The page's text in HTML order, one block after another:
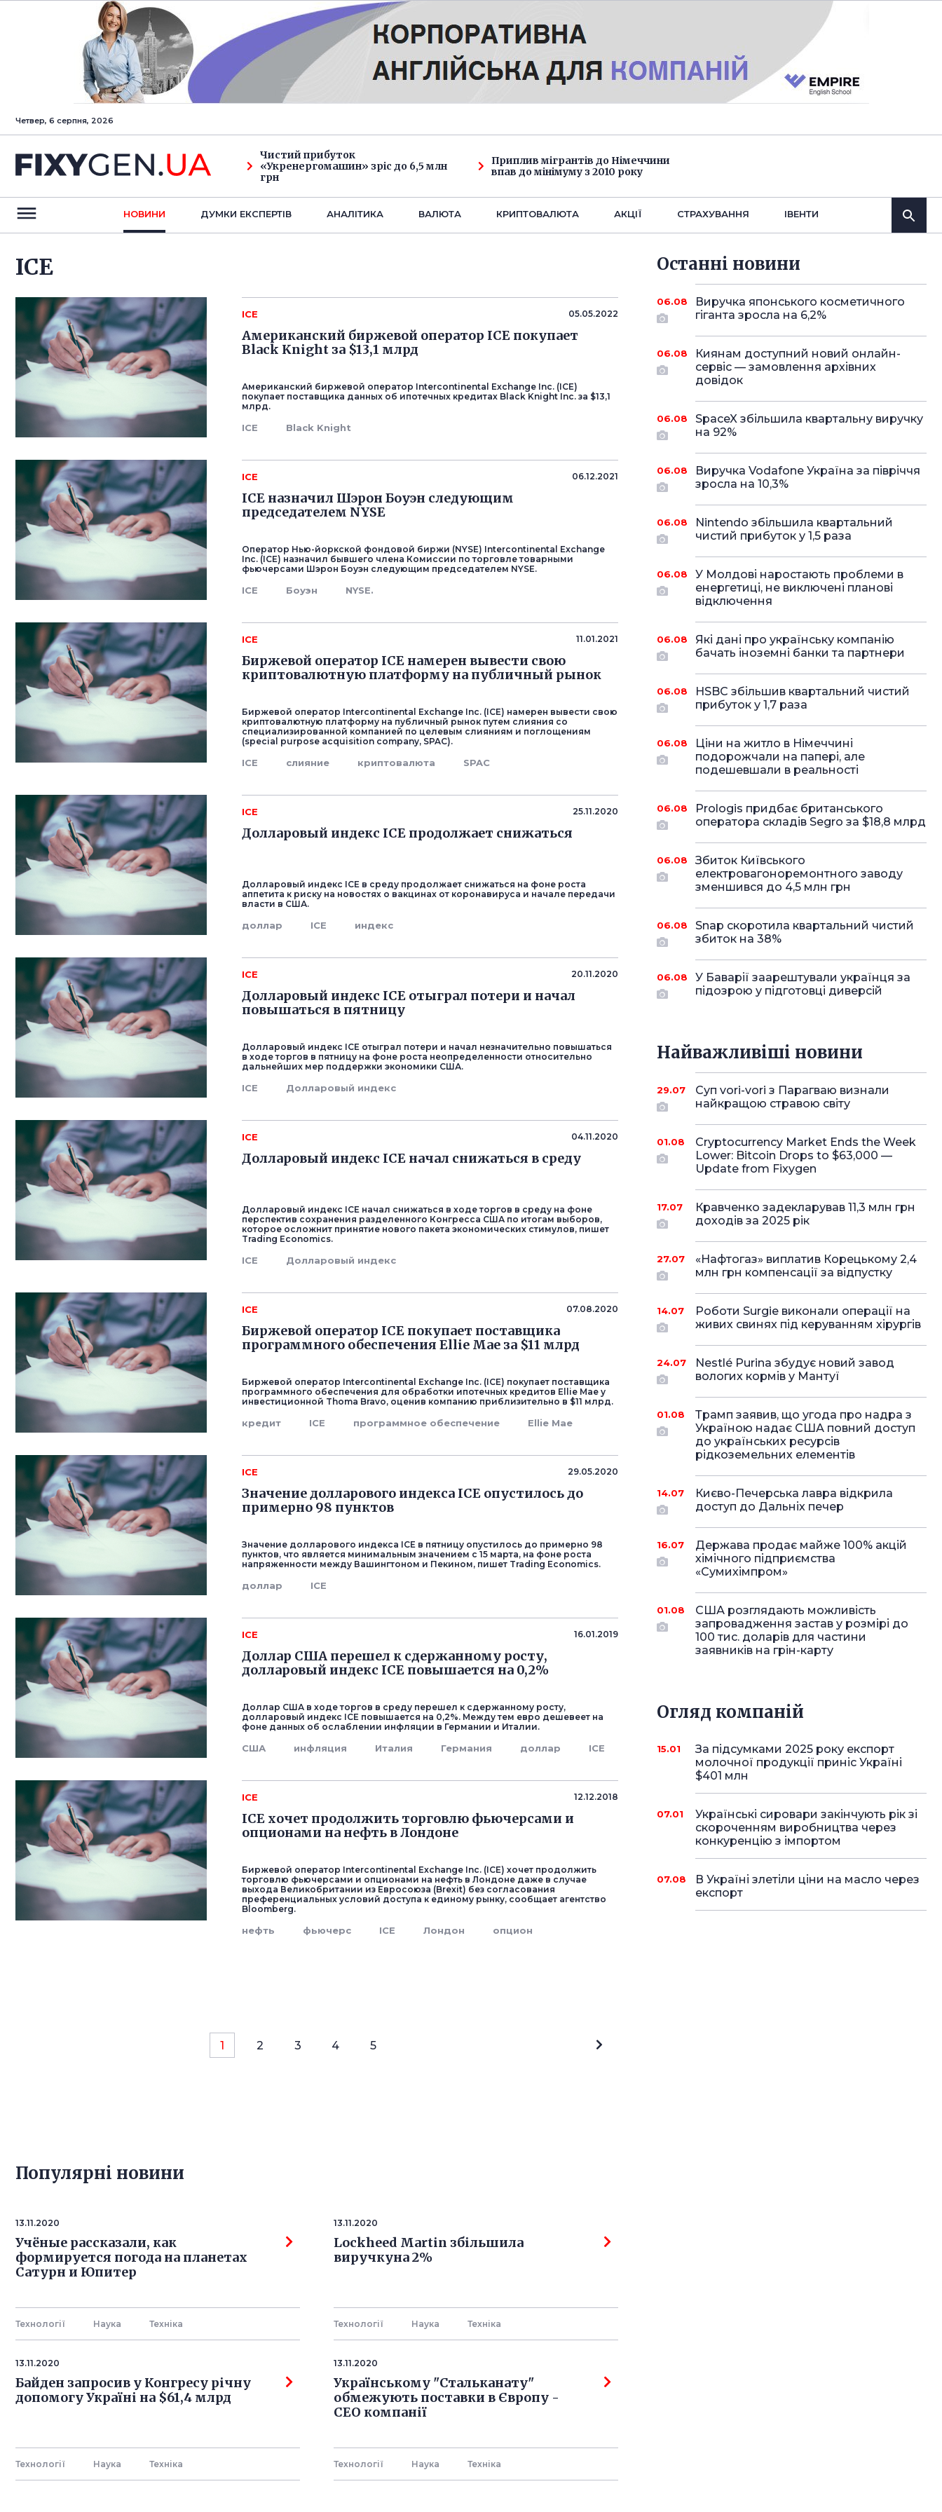
Четвер, 6 серпня, 2026
Чистий прибуток
«Укренергомашин» зріс до 6,5 млн
грн
Приплив мігрантів до Німеччини
впав до мінімуму з 2010 року
НОВИНИ ДУМКИ ЕКСПЕРТIВ АНАЛIТИКА ВАЛЮТА КРИПТОВАЛЮТА АКЦІЇ СТРАХУВАННЯ IВЕНТИ
ICE
ICE 05.05.2022
Американский биржевой оператор ICE покупает
Black Knight за $13,1 млрд
Американский биржевой оператор Intercontinental Exchange Inc. (ICE)
покупает поставщика данных об ипотечных кредитах Black Knight Inc. за $13,1
млрд.
ICE Black Knight
ICE 06.12.2021
ICE назначил Шэрон Боуэн следующим
председателем NYSE
Оператор Нью-йоркской фондовой биржи (NYSE) Intercontinental Exchange
Inc. (ICE) назначил бывшего члена Комиссии по торговле товарными
фьючерсами Шэрон Боуэн следующим председателем NYSE.
ICE Боуэн NYSE.
ICE 11.01.2021
Биржевой оператор ICE намерен вывести свою
криптовалютную платформу на публичный рынок
Биржевой оператор Intercontinental Exchange Inc. (ICE) намерен вывести свою
криптовалютную платформу на публичный рынок путем слияния со
специализированной компанией по целевым слияниям и поглощениям
(special purpose acquisition company, SPAC).
ICE слияние криптовалюта SPAC
ICE 25.11.2020
Долларовый индекс ICE продолжает снижаться
Долларовый индекс ICE в среду продолжает снижаться на фоне роста
аппетита к риску на новостях о вакцинах от коронавируса и начале передачи
власти в США.
доллар ICE индекс
ICE 20.11.2020
Долларовый индекс ICE отыграл потери и начал
повышаться в пятницу
Долларовый индекс ICE отыграл потери и начал незначительно повышаться
в ходе торгов в пятницу на фоне роста неопределенности относительно
дальнейших мер поддержки экономики США.
ICE Долларовый индекс
ICE 04.11.2020
Долларовый индекс ICE начал снижаться в среду
Долларовый индекс ICE начал снижаться в ходе торгов в среду на фоне
перспектив сохранения разделенного Конгресса США по итогам выборов,
которое осложнит принятие нового пакета экономических стимулов, пишет
Trading Economics.
ICE Долларовый индекс
ICE 07.08.2020
Биржевой оператор ICE покупает поставщика
программного обеспечения Ellie Mae за $11 млрд
Биржевой оператор Intercontinental Exchange Inc. (ICE) покупает поставщика
программного обеспечения для обработки ипотечных кредитов Ellie Mae у
инвестиционной Thoma Bravo, оценив компанию приблизительно в $11 млрд.
кредит ICE программное обеспечение Ellie Mae
ICE 29.05.2020
Значение долларового индекса ICE опустилось до
примерно 98 пунктов
Значение долларового индекса ICE в пятницу опустилось до примерно 98
пунктов, что является минимальным значением с 15 марта, на фоне роста
напряженности между Вашингтоном и Пекином, пишет Trading Economics.
доллар ICE
ICE 16.01.2019
Доллар США перешел к сдержанному росту,
долларовый индекс ICE повышается на 0,2%
Доллар США в ходе торгов в среду перешел к сдержанному росту,
долларовый индекс ICE повышается на 0,2%. Между тем евро дешевеет на
фоне данных об ослаблении инфляции в Германии и Италии.
США инфляция Италия Германия доллар ICE
ICE 12.12.2018
ICE хочет продолжить торговлю фьючерсами и
опционами на нефть в Лондоне
Биржевой оператор Intercontinental Exchange Inc. (ICE) хочет продолжить
торговлю фьючерсами и опционами на нефть в Лондоне даже в случае
выхода Великобритании из Евросоюза (Brexit) без согласования
преференциальных условий доступа к единому рынку, сообщает агентство
Bloomberg.
нефть фьючерс ICE Лондон опцион
1 2 3 4 5
Популярнi новини
13.11.2020
Учёные рассказали, как
формируется погода на планетах
Сатурн и Юпитер
Технології Наука Технiка
13.11.2020
Lockheed Martin збільшила
виручкуна 2%
Технології Наука Технiка
13.11.2020
Байден запросив у Конгресу річну
допомогу Україні на $61,4 млрд
Технології Наука Технiка
13.11.2020
Українському "Стальканату"
обмежують поставки в Європу -
СЕО компанії
Технології Наука Технiка
Останнi новини
06.08
Виручка японського косметичного
гіганта зросла на 6,2%
06.08
Киянам доступний новий онлайн-
сервіс — замовлення архівних
довідок
06.08
SpaceX збільшила квартальну виручку
на 92%
06.08
Виручка Vodafone Україна за півріччя
зросла на 10,3%
06.08
Nintendo збільшила квартальний
чистий прибуток у 1,5 раза
06.08
У Молдові наростають проблеми в
енергетиці, не виключені планові
відключення
06.08
Які дані про українську компанію
бачать іноземні банки та партнери
06.08
HSBC збільшив квартальний чистий
прибуток у 1,7 раза
06.08
Ціни на житло в Німеччині
подорожчали на папері, але
подешевшали в реальності
06.08
Prologis придбає британського
оператора складів Segro за $18,8 млрд
06.08
Збиток Київського
електровагоноремонтного заводу
зменшився до 4,5 млн грн
06.08
Snap скоротила квартальний чистий
збиток на 38%
06.08
У Баварії заарештували українця за
підозрою у підготовці диверсій
Найважливіші новини
29.07
Суп vori-vori з Парагваю визнали
найкращою стравою світу
01.08
Cryptocurrency Market Ends the Week
Lower: Bitcoin Drops to $63,000 —
Update from Fixygen
17.07
Кравченко задекларував 11,3 млн грн
доходів за 2025 рік
27.07
«Нафтогаз» виплатив Корецькому 2,4
млн грн компенсації за відпустку
14.07
Роботи Surgie виконали операції на
живих свинях під керуванням хірургів
24.07
Nestlé Purina збудує новий завод
вологих кормів у Мантуї
01.08
Трамп заявив, що угода про надра з
Україною надає США повний доступ
до українських ресурсів
рідкоземельних елементів
14.07
Києво-Печерська лавра відкрила
доступ до Дальніх печер
16.07
Держава продає майже 100% акцій
хімічного підприємства
«Сумихімпром»
01.08
США розглядають можливість
запровадження застав у розмірі до
100 тис. доларів для частини
заявників на грін-карту
Огляд компаній
15.01
За підсумками 2025 року експорт
молочної продукції приніс Україні
$401 млн
07.01
Українські сировари закінчують рік зі
скороченням виробництва через
конкуренцію з імпортом
07.08
В Україні злетіли ціни на масло через
експорт